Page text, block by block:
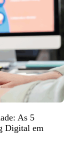
As 5
Digital em